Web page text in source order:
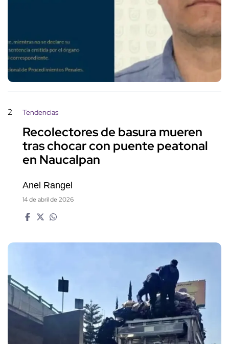
2 Tendencias
Recolectores de basura mueren
tras chocar con puente peatonal
en Naucalpan
Anel Rangel
14 de abril de 2026